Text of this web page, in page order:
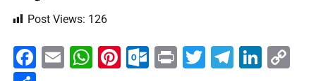
Post Views: 126
Facebook
EmailWhatsApp
Pinterest
Outlook.com
PrintTwitter